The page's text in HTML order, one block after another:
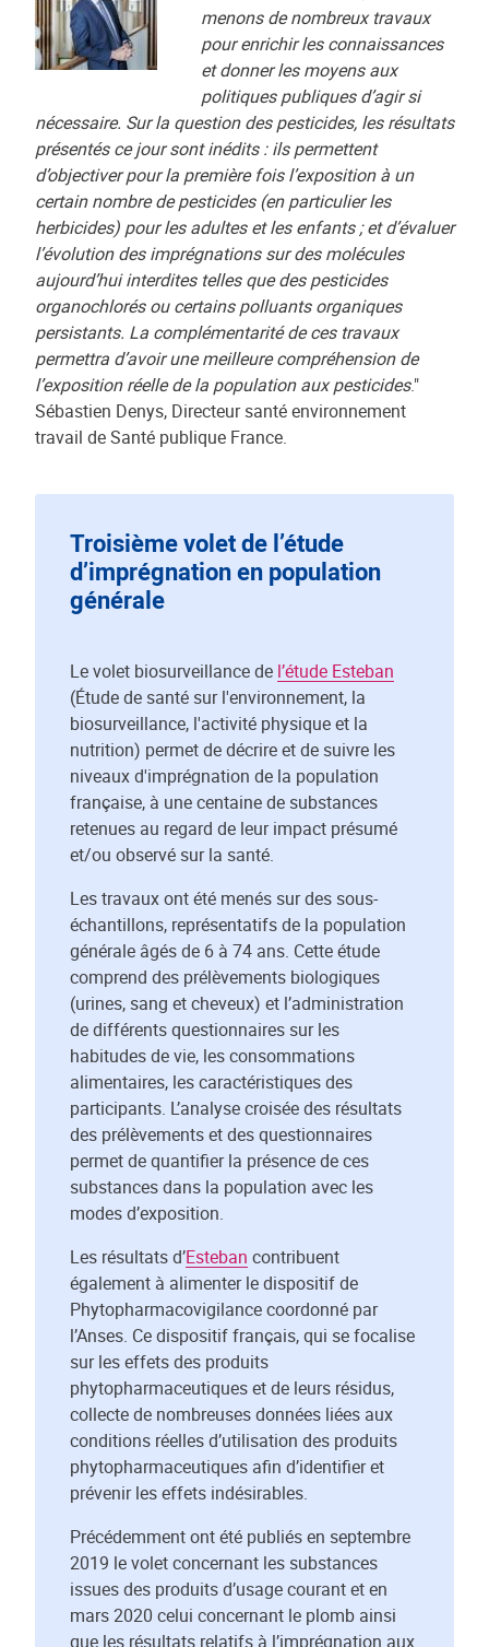
menons de nombreux travaux
pour enrichir les connaissances
et donner les moyens aux
politiques publiques d’agir si
nécessaire. Sur la question des pesticides, les résultats
présentés ce jour sont inédits : ils permettent
d’objectiver pour la première fois l’exposition à un
certain nombre de pesticides (en particulier les
herbicides) pour les adultes et les enfants ; et d’évaluer
l’évolution des imprégnations sur des molécules
aujourd’hui interdites telles que des pesticides
organochlorés ou certains polluants organiques
persistants. La complémentarité de ces travaux
permettra d’avoir une meilleure compréhension de
l’exposition réelle de la population aux pesticides."
Sébastien Denys, Directeur santé environnement
travail de Santé publique France.
Troisième volet de l’étude
d’imprégnation en population
générale
Le volet biosurveillance de l’étude Esteban
(Étude de santé sur l'environnement, la
biosurveillance, l'activité physique et la
nutrition) permet de décrire et de suivre les
niveaux d'imprégnation de la population
française, à une centaine de substances
retenues au regard de leur impact présumé
et/ou observé sur la santé.
Les travaux ont été menés sur des sous-
échantillons, représentatifs de la population
générale âgés de 6 à 74 ans. Cette étude
comprend des prélèvements biologiques
(urines, sang et cheveux) et l’administration
de différents questionnaires sur les
habitudes de vie, les consommations
alimentaires, les caractéristiques des
participants. L’analyse croisée des résultats
des prélèvements et des questionnaires
permet de quantifier la présence de ces
substances dans la population avec les
modes d’exposition.
Les résultats d’Esteban contribuent
également à alimenter le dispositif de
Phytopharmacovigilance coordonné par
l’Anses. Ce dispositif français, qui se focalise
sur les effets des produits
phytopharmaceutiques et de leurs résidus,
collecte de nombreuses données liées aux
conditions réelles d’utilisation des produits
phytopharmaceutiques afin d’identifier et
prévenir les effets indésirables.
Précédemment ont été publiés en septembre
2019 le volet concernant les substances
issues des produits d’usage courant et en
mars 2020 celui concernant le plomb ainsi
que les résultats relatifs à l’imprégnation aux